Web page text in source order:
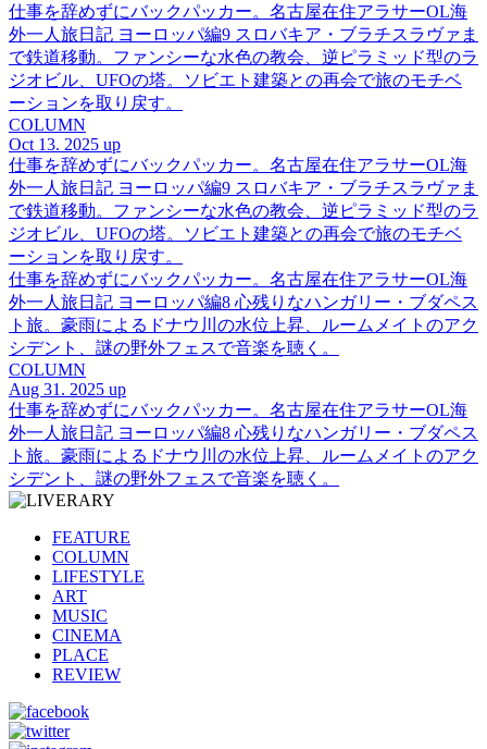
仕事を辞めずにバックパッカー。名古屋在住アラサーOL海
外一人旅日記 ヨーロッパ編9 スロバキア・ブラチスラヴァま
で鉄道移動。ファンシーな水色の教会、逆ピラミッド型のラ
ジオビル、UFOの塔。ソビエト建築との再会で旅のモチベ
ーションを取り戻す。
COLUMN
Oct 13. 2025 up
仕事を辞めずにバックパッカー。名古屋在住アラサーOL海
外一人旅日記 ヨーロッパ編9 スロバキア・ブラチスラヴァま
で鉄道移動。ファンシーな水色の教会、逆ピラミッド型のラ
ジオビル、UFOの塔。ソビエト建築との再会で旅のモチベ
ーションを取り戻す。
仕事を辞めずにバックパッカー。名古屋在住アラサーOL海
外一人旅日記 ヨーロッパ編8 心残りなハンガリー・ブダペス
ト旅。豪雨によるドナウ川の水位上昇、ルームメイトのアク
シデント、謎の野外フェスで音楽を聴く。
COLUMN
Aug 31. 2025 up
仕事を辞めずにバックパッカー。名古屋在住アラサーOL海
外一人旅日記 ヨーロッパ編8 心残りなハンガリー・ブダペス
ト旅。豪雨によるドナウ川の水位上昇、ルームメイトのアク
シデント、謎の野外フェスで音楽を聴く。
FEATURE
COLUMN
LIFESTYLE
ART
MUSIC
CINEMA
PLACE
REVIEW